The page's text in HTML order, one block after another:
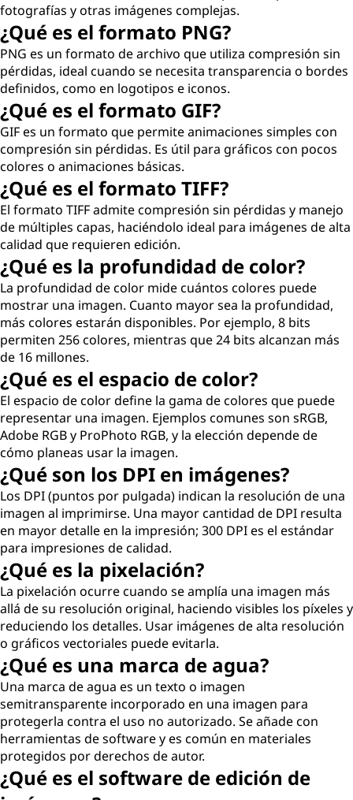
fotografías y otras imágenes complejas.
¿Qué es el formato PNG?
PNG es un formato de archivo que utiliza compresión sin
pérdidas, ideal cuando se necesita transparencia o bordes
definidos, como en logotipos e iconos.
¿Qué es el formato GIF?
GIF es un formato que permite animaciones simples con
compresión sin pérdidas. Es útil para gráficos con pocos
colores o animaciones básicas.
¿Qué es el formato TIFF?
El formato TIFF admite compresión sin pérdidas y manejo
de múltiples capas, haciéndolo ideal para imágenes de alta
calidad que requieren edición.
¿Qué es la profundidad de color?
La profundidad de color mide cuántos colores puede
mostrar una imagen. Cuanto mayor sea la profundidad,
más colores estarán disponibles. Por ejemplo, 8 bits
permiten 256 colores, mientras que 24 bits alcanzan más
de 16 millones.
¿Qué es el espacio de color?
El espacio de color define la gama de colores que puede
representar una imagen. Ejemplos comunes son sRGB,
Adobe RGB y ProPhoto RGB, y la elección depende de
cómo planeas usar la imagen.
¿Qué son los DPI en imágenes?
Los DPI (puntos por pulgada) indican la resolución de una
imagen al imprimirse. Una mayor cantidad de DPI resulta
en mayor detalle en la impresión; 300 DPI es el estándar
para impresiones de calidad.
¿Qué es la pixelación?
La pixelación ocurre cuando se amplía una imagen más
allá de su resolución original, haciendo visibles los píxeles y
reduciendo los detalles. Usar imágenes de alta resolución
o gráficos vectoriales puede evitarla.
¿Qué es una marca de agua?
Una marca de agua es un texto o imagen
semitransparente incorporado en una imagen para
protegerla contra el uso no autorizado. Se añade con
herramientas de software y es común en materiales
protegidos por derechos de autor.
¿Qué es el software de edición de